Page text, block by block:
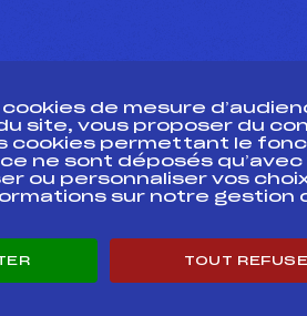
Pass’Neige
Projet sportif fédéral
de mesure
site, vous proposer du
cookies permettant le
ne sont déposés
ou personnaliser vos
sur notre gestion
TOUT